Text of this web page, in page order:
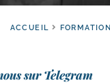
ACCUEIL FORMATION
sur Telegram